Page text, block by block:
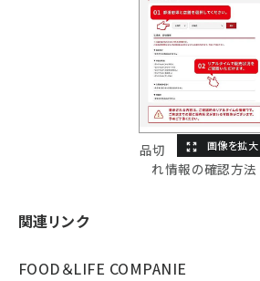
品切
れ情報の確認方法
関連リンク
FOOD＆LIFE COMPANIE